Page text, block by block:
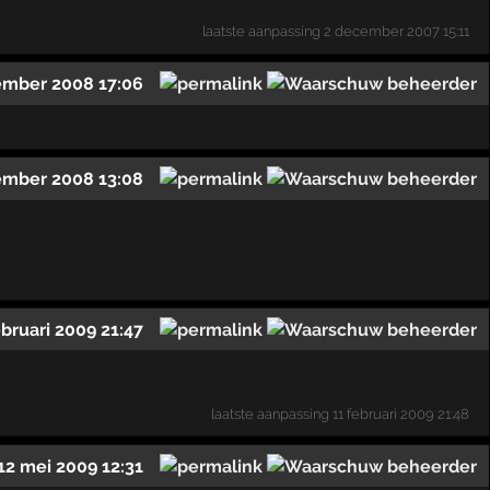
laatste aanpassing 2 december 2007 15:11
2008 17:06
2008 13:08
2009 21:47
laatste aanpassing 11 februari 2009 21:48
mei 2009 12:31